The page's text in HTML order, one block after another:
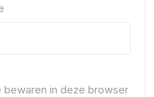
bewaren in deze browser